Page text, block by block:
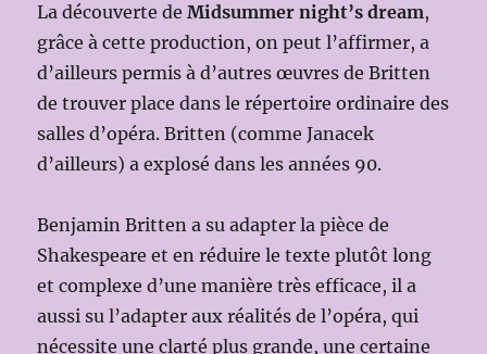
La découverte deMidsummer night’s dream,
grâce à cette production, on peut l’affirmer, a
d’ailleurs permis à d’autres œuvres de Britten
de trouver place dans le répertoire ordinaire des
salles d’opéra. Britten (comme Janacek
d’ailleurs) a explosé dans les années 90.
Benjamin Britten a su adapter la pièce de
Shakespeare et en réduire le texte plutôt long
et complexe d’une manière très efficace, il a
aussi su l’adapter aux réalités de l’opéra, qui
nécessite une clarté plus grande, une certaine